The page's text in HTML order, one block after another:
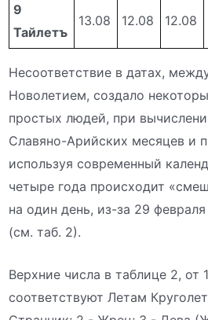
9
Тайлетъ
13.08 12.08 12.08
Несоответствие в датах,
Новолетием, создало
простых людей, при
Славяно-Арийских месяцев и
используя современный
четыре года происходит
на один день, из-за 29
(см. таб. 2).
Верхние числа в таблице 2, от
соответствуют Летам